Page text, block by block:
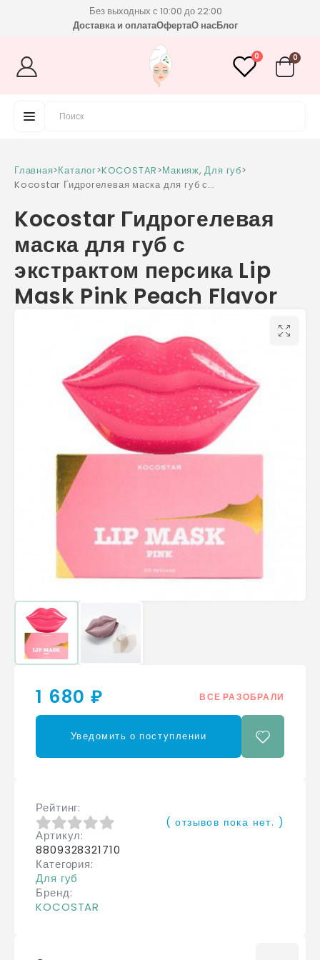
Без выходных с 10:00 до 22:00
Доставка и оплатаОфертаО насБлог
0 0
Главная>Каталог>KOCOSTAR>Макияж,Для губ>
Kocostar Гидрогелевая маска для губ с
Flavor
Kocostar Гидрогелевая
маска для губ с
экстрактом персика Lip
Mask Pink Peach Flavor
1 680 ₽ ВСЕ РАЗОБРАЛИ
Уведомить о поступлении
Рейтинг
0из 5
( отзывов пока нет. )
Артикул
8809328321710
Категория
Для губ
Бренд
KOCOSTAR